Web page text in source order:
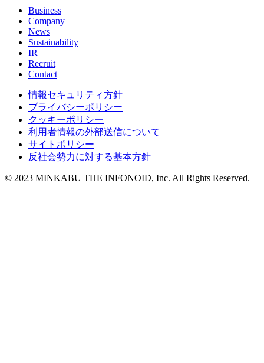
Business
Company
News
Sustainability
IR
Recruit
Contact
情報セキュリティ方針
プライバシーポリシー
クッキーポリシー
利用者情報の外部送信について
サイトポリシー
反社会勢力に対する基本方針
© 2023 MINKABU THE INFONOID, Inc. All Rights Reserved.